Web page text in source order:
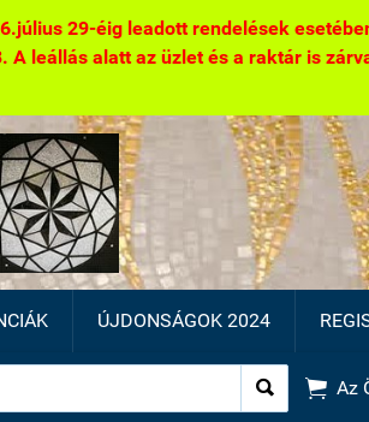
29-éig leadott rendelések
leállás alatt az üzlet és a raktár is
ÚJDONSÁGOK 2024
  Az